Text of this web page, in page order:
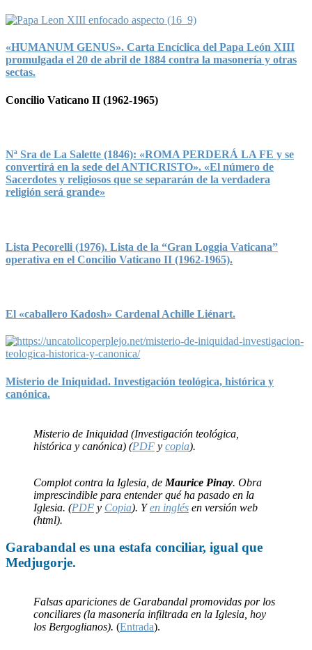
«HUMANUM GENUS». Carta Encíclica del Papa León XIII
promulgada el 20 de abril de 1884 contra la masonería y otras
sectas.
Concilio Vaticano II (1962-1965)
Nª Sra de La Salette (1846): «ROMA PERDERÁ LA FE y se
convertirá en la sede del ANTICRISTO». «El número de
Sacerdotes y religiosos que se separarán de la verdadera
religión será grande»
Lista Pecorelli (1976). Lista de la “Gran Loggia Vaticana”
operativa en el Concilio Vaticano II (1962-1965).
El «caballero Kadosh» Cardenal Achille Liénart.
Misterio de Iniquidad. Investigación teológica, histórica y
canónica.
Misterio de Iniquidad (Investigación teológica,
histórica y canónica) (PDF y copia).
Complot contra la Iglesia, de Maurice Pinay. Obra
imprescindible para entender qué ha pasado en la
Iglesia. (PDF y Copia). Yen inglés en versión web
(html).
Garabandal es una estafa conciliar, igual que
Medjugorje.
Falsas apariciones de Garabandal promovidas por los
conciliares (la masonería infiltrada en la Iglesia, hoy
los Bergoglianos). (Entrada).